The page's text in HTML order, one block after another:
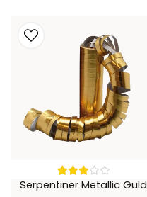
Serpentiner Metallic Guld